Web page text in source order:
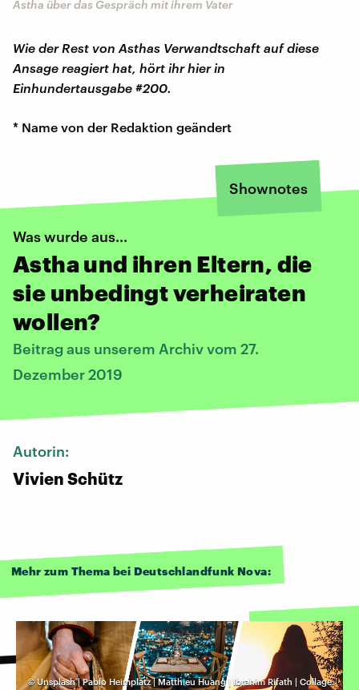
Astha über das Gespräch mit ihrem Vater
Wie der Rest von Asthas Verwandtschaft auf diese
Ansage reagiert hat, hört ihr hier in
Einhundertausgabe #200.
* Name von der Redaktion geändert
Shownotes
Was wurde aus...
Astha und ihren Eltern, die
sie unbedingt verheiraten
wollen?
Beitrag aus unserem Archiv vom 27.
Dezember 2019
Autorin:
Vivien Schütz
Mehr zum Thema bei Deutschlandfunk Nova:
©Unsplash | Pablo Heimplatz | Matthieu Huang | Ibrahim Rifath | Collage: